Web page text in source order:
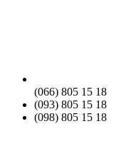
(066) 805 15 18
(093) 805 15 18
(098) 805 15 18